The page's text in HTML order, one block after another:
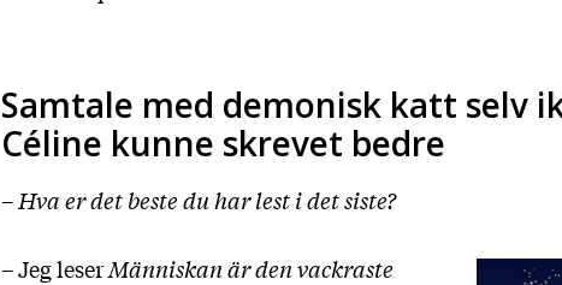
Samtale med demonisk katt selv
Céline kunne skrevet bedre
–Hva er det beste du har lest i det siste?
– Jeg leserMänniskan är den vackraste